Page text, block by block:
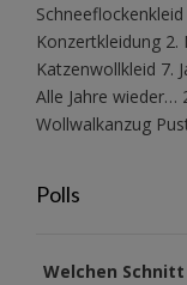
Konzertkleidung 2.
Katzenwollkleid 7.
Alle Jahre wieder…
Wollwalkanzug
Polls
Welchen